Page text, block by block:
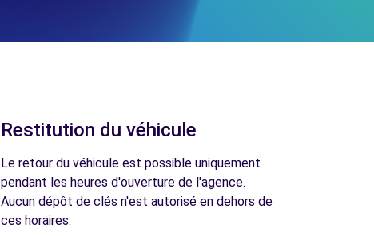
Restitution du véhicule
Le retour du véhicule est possible uniquement
pendant les heures d'ouverture de l'agence.
Aucun dépôt de clés n'est autorisé en dehors de
ces horaires.